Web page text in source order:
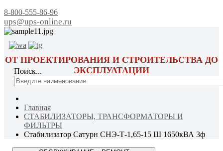
8-800-555-86-96
ups@ups-online.ru
ОТ ПРОЕКТИРОВАНИЯ И СТРОИТЕЛЬСТВА ДО
ЭКСПЛУАТАЦИИ
Поиск...
Главная
СТАБИЛИЗАТОРЫ, ТРАНСФОРМАТОРЫ И
ФИЛЬТРЫ
Стабилизатор Сатурн СНЭ-Т-1,65-15 Ш 1650кВА 3ф